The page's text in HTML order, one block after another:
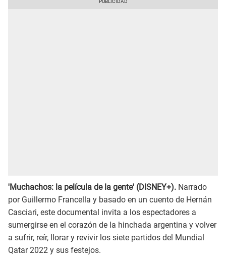
'Muchachos: la película de la gente' (DISNEY+). Narrado
por Guillermo Francella y basado en un cuento de Hernán
Casciari, este documental invita a los espectadores a
sumergirse en el corazón de la hinchada argentina y volver
a sufrir, reír, llorar y revivir los siete partidos del Mundial
Qatar 2022 y sus festejos.